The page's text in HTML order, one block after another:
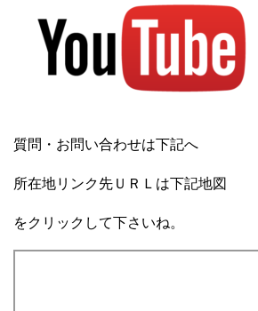
質問・お問い合わせは下記へ
所在地リンク先ＵＲＬは下記地図
をクリックして下さいね。